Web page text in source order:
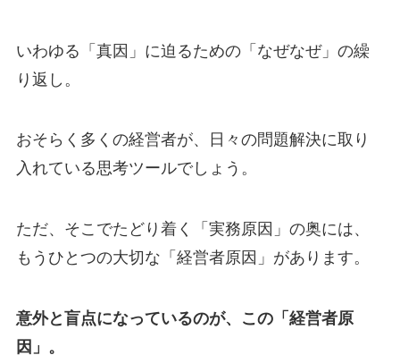
いわゆる「真因」に迫るための「なぜなぜ」の繰
り返し。
おそらく多くの経営者が、日々の問題解決に取り
入れている思考ツールでしょう。
ただ、そこでたどり着く「実務原因」の奥には、
もうひとつの大切な「経営者原因」があります。
意外と盲点になっているのが、この「経営者原
因」。